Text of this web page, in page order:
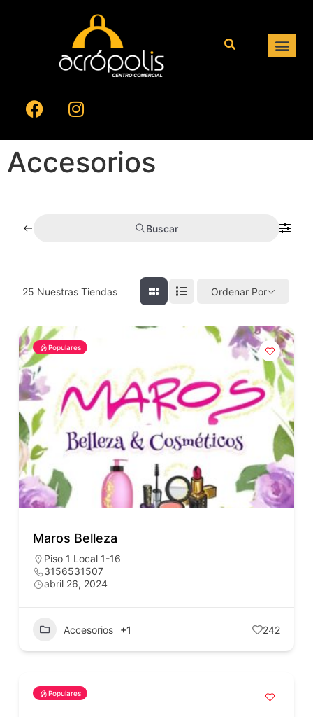
Accesorios
Buscar
25 Nuestras Tiendas Ordenar Por
Populares
Maros Belleza
Piso 1 Local 1-16
3156531507
abril 26, 2024
Accesorios +1 242
Populares